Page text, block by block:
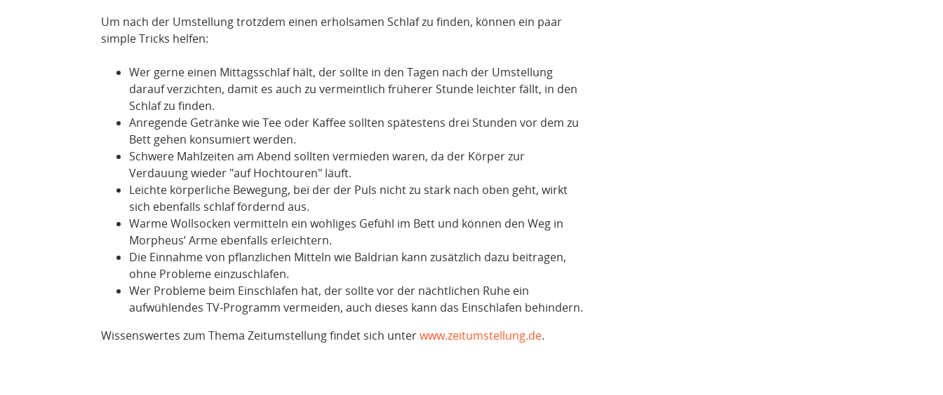
Um nach der Umstellung trotzdem einen erholsamen Schlaf zu finden, können ein paar
simple Tricks helfen:
Wer gerne einen Mittagsschlaf hält, der sollte in den Tagen nach der Umstellung
darauf verzichten, damit es auch zu vermeintlich früherer Stunde leichter fällt, in den
Schlaf zu finden.
Anregende Getränke wie Tee oder Kaffee sollten spätestens drei Stunden vor dem zu
Bett gehen konsumiert werden.
Schwere Mahlzeiten am Abend sollten vermieden waren, da der Körper zur
Verdauung wieder "auf Hochtouren" läuft.
Leichte körperliche Bewegung, bei der der Puls nicht zu stark nach oben geht, wirkt
sich ebenfalls schlaf fördernd aus.
Warme Wollsocken vermitteln ein wohliges Gefühl im Bett und können den Weg in
Morpheus’ Arme ebenfalls erleichtern.
Die Einnahme von pflanzlichen Mitteln wie Baldrian kann zusätzlich dazu beitragen,
ohne Probleme einzuschlafen.
Wer Probleme beim Einschlafen hat, der sollte vor der nächtlichen Ruhe ein
aufwühlendes TV-Programm vermeiden, auch dieses kann das Einschlafen behindern.
Wissenswertes zum Thema Zeitumstellung findet sich unterwww.zeitumstellung.de.